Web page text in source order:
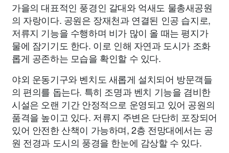
가을의 대표적인 풍경인 갈대와 억새도 물총새공원
의 자랑이다. 공원은 장재천과 연결된 인공 습지로,
저류지 기능을 수행하며 비가 많이 올 때는 평지가
물에 잠기기도 한다. 이로 인해 자연과 도시가 조화
롭게 공존하는 모습을 확인할 수 있다.
야외 운동기구와 벤치도 새롭게 설치되어 방문객들
의 편의를 돕는다. 특히 조명과 벤치 기능을 겸비한
시설은 오랜 기간 안정적으로 운영되고 있어 공원의
품격을 높이고 있다. 저류지 주변은 단단히 포장되어
있어 안전한 산책이 가능하며, 2층 전망대에서는 공
원 전경과 도시의 풍경을 한눈에 감상할 수 있다.